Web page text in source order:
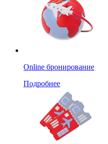
Online бронирование
Подробнее